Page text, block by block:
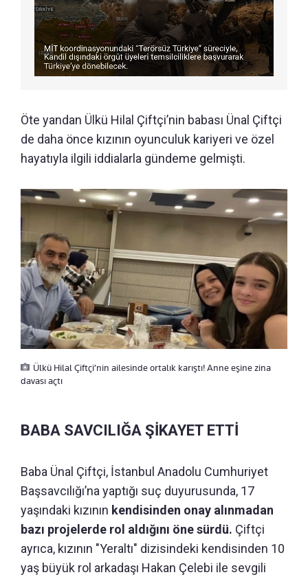
Öte yandan Ülkü Hilal Çiftçi’nin babası Ünal Çiftçi
de daha önce kızının oyunculuk kariyeri ve özel
hayatıyla ilgili iddialarla gündeme gelmişti.
Ülkü Hilal Çiftçi’nin ailesinde ortalık karıştı! Anne eşine zina
davası açtı
BABA SAVCILIĞA ŞİKAYET ETTİ
Baba Ünal Çiftçi, İstanbul Anadolu Cumhuriyet
Başsavcılığı’na yaptığı suç duyurusunda, 17
yaşındaki kızının kendisinden onay alınmadan
bazı projelerde rol aldığını öne sürdü. Çiftçi
ayrıca, kızının "Yeraltı" dizisindeki kendisinden 10
yaş büyük rol arkadaşı Hakan Çelebi ile sevgili